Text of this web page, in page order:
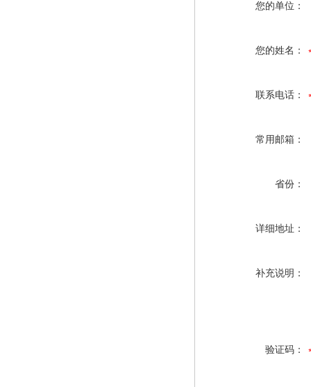
您的单位：
您的姓名：
联系电话：
常用邮箱：
省份：
详细地址：
补充说明：
验证码：